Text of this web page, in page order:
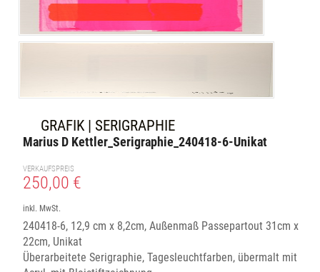
GRAFIK | SERIGRAPHIE
Marius D Kettler_Serigraphie_240418-6-Unikat
VERKAUFSPREIS
250,00 €
inkl. MwSt.
240418-6, 12,9 cm x 8,2cm, Außenmaß Passepartout 31cm x
22cm, Unikat
Überarbeitete Serigraphie, Tagesleuchtfarben, übermalt mit